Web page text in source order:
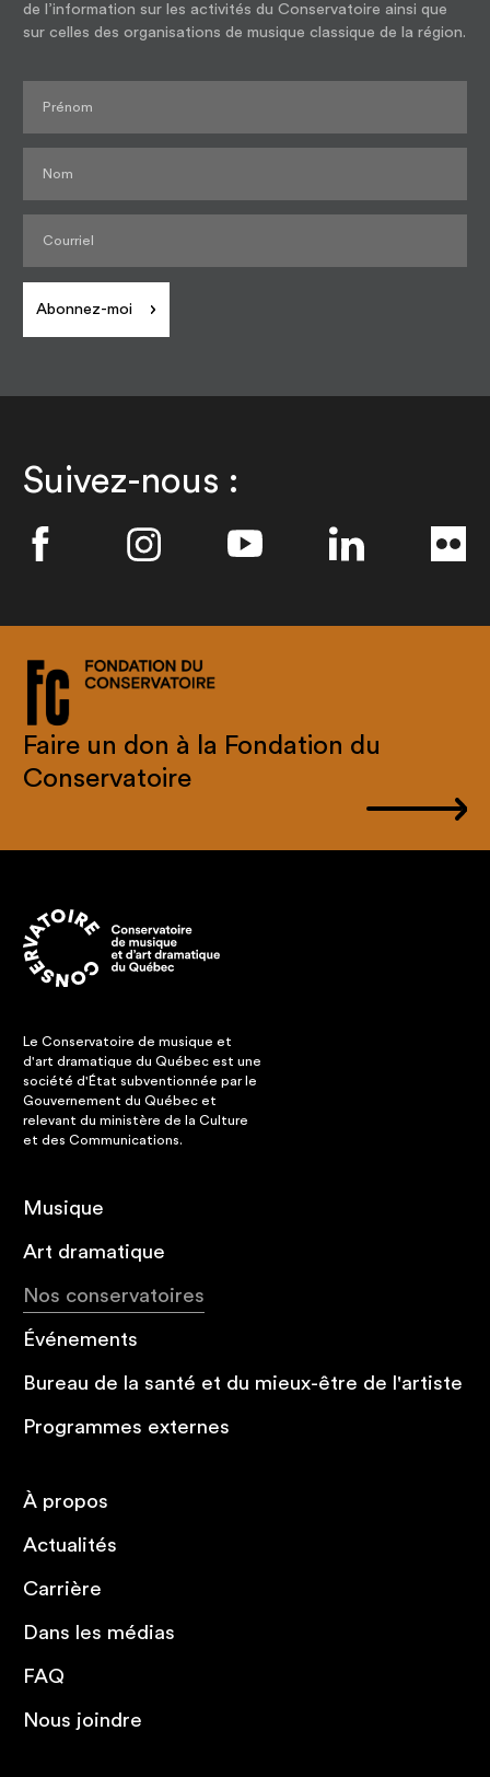
de l’information sur les activités du Conservatoire ainsi que
sur celles des organisations de musique classique de la région.
Abonnez-moi
Suivez-nous :
Faire un don à la Fondation du
Conservatoire
Le Conservatoire de musique et
d'art dramatique du Québec est une
société d'État subventionnée par le
Gouvernement du Québec et
relevant du ministère de la Culture
et des Communications.
Musique
Art dramatique
Nos conservatoires
Événements
Bureau de la santé et du mieux-être de l'artiste
Programmes externes
À propos
Actualités
Carrière
Dans les médias
FAQ
Nous joindre